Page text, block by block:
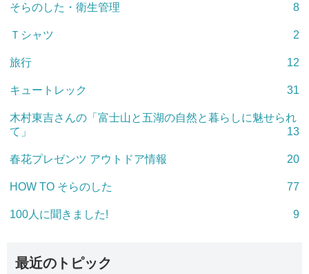
そらのした・衛生管理 8
Ｔシャツ 2
旅行 12
キュートレック 31
木村東吉さんの「富士山と五湖の自然と暮らしに魅せられ
て」
13
春花プレゼンツ アウトドア情報 20
HOW TO そらのした 77
100人に聞きました! 9
最近のトピック